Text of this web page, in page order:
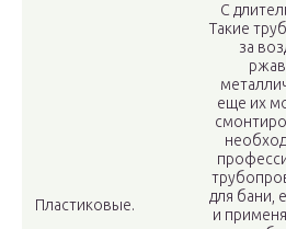
Пластиковые.
С
Такие
за
еще их
для бани,
и